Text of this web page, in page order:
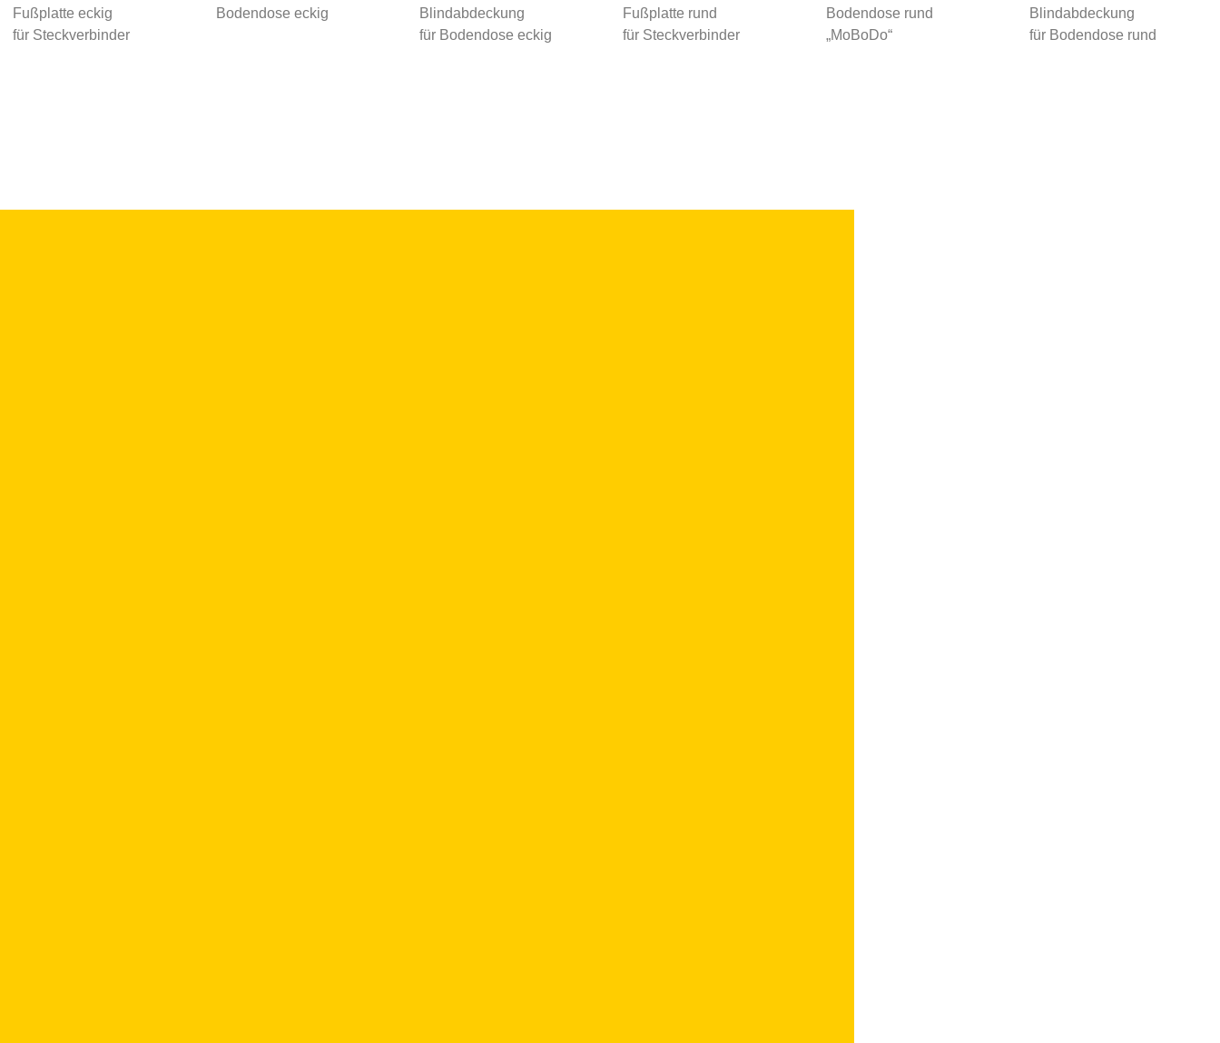
Fußplatte eckig
für Steckverbinder
Bodendose eckig
Blindabdeckung
für Bodendose eckig
Fußplatte rund
für Steckverbinder
Bodendose rund
„MoBoDo“
Blindabdeckung
für Bodendose rund